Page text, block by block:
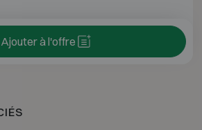
Ajouter à l'offre